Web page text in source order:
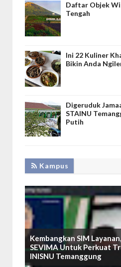
Daftar Objek
Tengah
Ini 22 Kuliner
Bikin Anda
Digeruduk
STAINU
Putih
Kampus
Kembangkan SIM
SEVIMA Untuk Perkuat
INISNU Temanggung